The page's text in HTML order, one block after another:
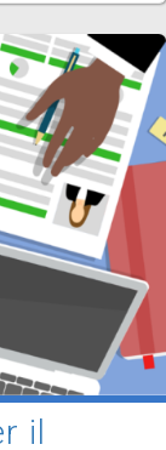
il